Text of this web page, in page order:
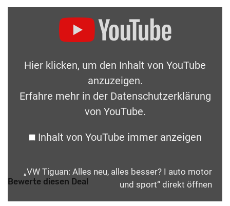
Hier klicken, um den Inhalt von YouTube
anzuzeigen.
Erfahre mehr in der Datenschutzerklärung
von YouTube.
Inhalt von YouTube immer anzeigen
„VW Tiguan: Alles neu, alles besser? I auto motor
und sport“ direkt öffnen
Bewerte diesen Deal